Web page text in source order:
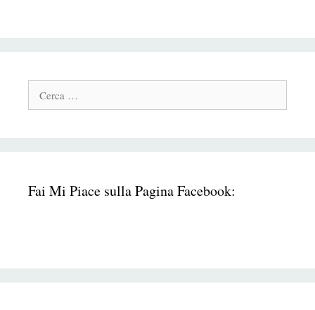
Cerca:
Fai Mi Piace sulla Pagina Facebook: